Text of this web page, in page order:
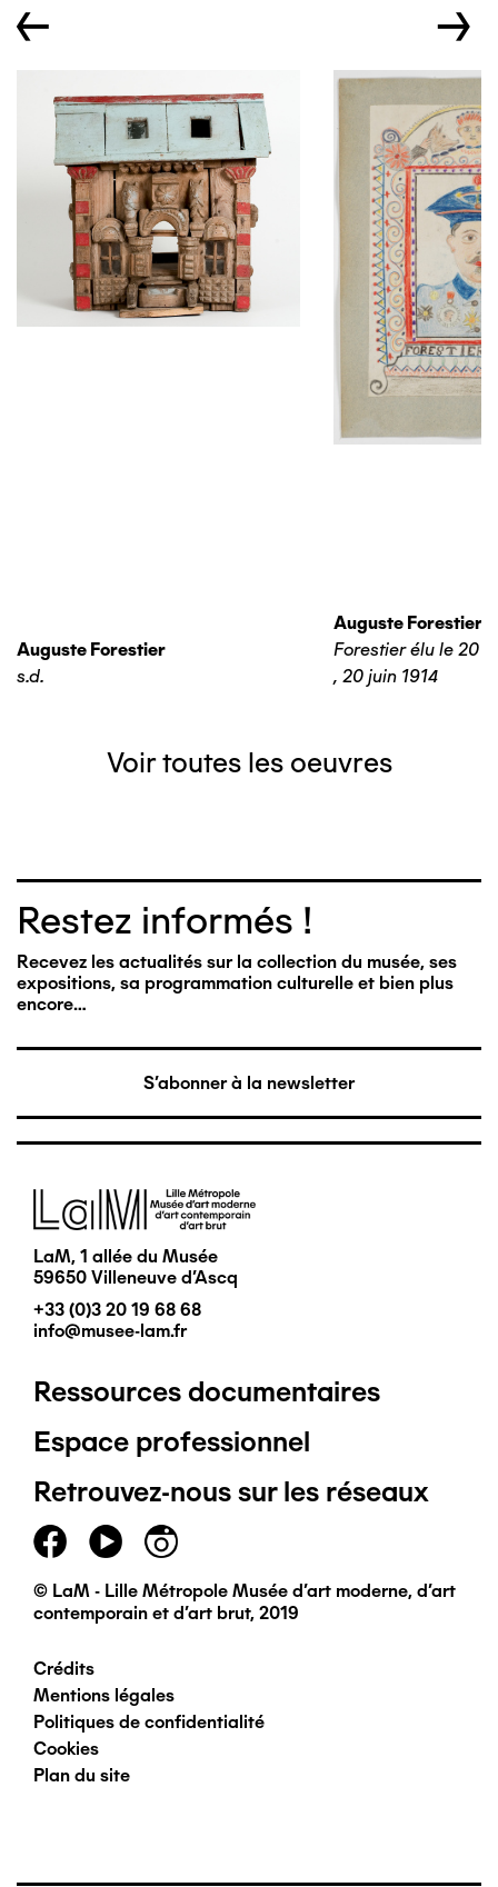
← →
Auguste Forestier
s.d.
Auguste Forestier
Forestier élu le 20
, 20 juin 1914
Voir toutes les oeuvres
Restez informés !
Recevez les actualités sur la collection du musée, ses
expositions, sa programmation culturelle et bien plus
encore…
S'abonner à la newsletter
Image
LaM, 1 allée du Musée
59650 Villeneuve d'Ascq
+33 (0)3 20 19 68 68
info@musee-lam.fr
Pied
de
page
principal
Ressources documentaires
Espace professionnel
Retrouvez-nous sur les réseaux
© LaM - Lille Métropole Musée d'art moderne, d'art
contemporain et d'art brut, 2019
Pied
de
page
Crédits
Mentions légales
Politiques de confidentialité
Cookies
Plan du site